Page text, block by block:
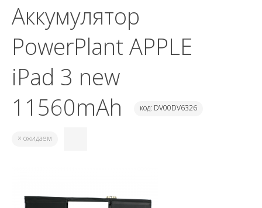
Аккумулятор
PowerPlant APPLE
iPad 3 new
11560mAh
код: DV00DV6326
× ожидаем